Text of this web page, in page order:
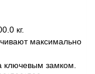
кг.
максимально
ключевым замком.